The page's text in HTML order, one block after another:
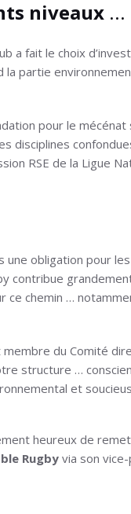
niveaux …
a fait le choix
la partie
pour le
disciplines
RSE de la Ligue
une obligation pour
contribue
ce chemin …
membre du Comité
structure …
et
heureux de
Rugby via son